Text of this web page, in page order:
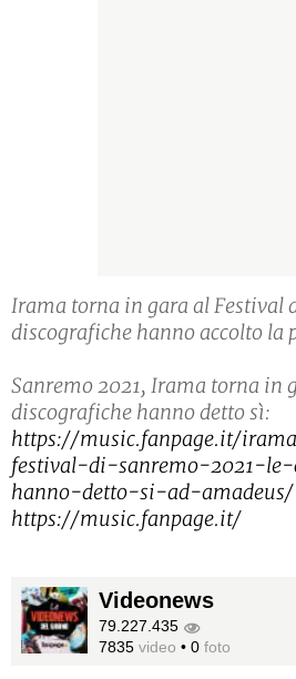
Irama torna in gara al Festival
discografiche hanno accolto la
Sanremo 2021, Irama torna in
discografiche hanno detto sì:
https://music.fanpage.it/
festival-di-sanremo-2021-le-
hanno-detto-si-ad-amadeus/
https://music.fanpage.it/
Videonews
79.227.435
7835 video • 0 foto